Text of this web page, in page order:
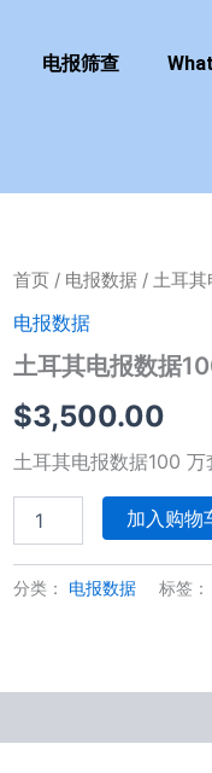
电报筛查
首页 / 电报数据 / 土耳其
电报数据
土耳其电报数据
$3,500.00
土耳其电报数据100 万
土
其
电
报
据
万
套
数
量
加入购物
分类： 电报数据 标签：